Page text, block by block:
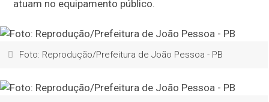
atuam no equipamento público.
Foto: Reprodução/Prefeitura de João Pessoa - PB